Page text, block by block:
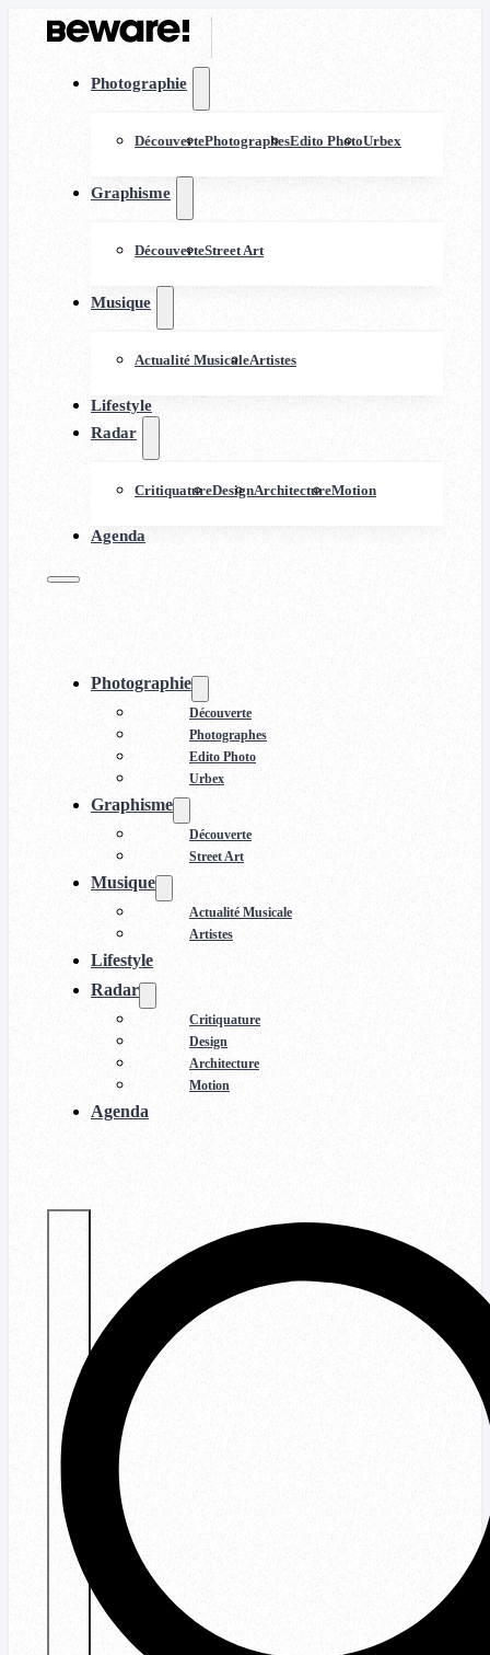
Photographie
DécouvertePhotographesEdito PhotoUrbex
Graphisme
DécouverteStreet Art
Musique
Actualité MusicaleArtistes
Lifestyle
Radar
CritiquatureDesignArchitectureMotion
Agenda
Photographie
Découverte
Photographes
Edito Photo
Urbex
Graphisme
Découverte
Street Art
Musique
Actualité Musicale
Artistes
Lifestyle
Radar
Critiquature
Design
Architecture
Motion
Agenda